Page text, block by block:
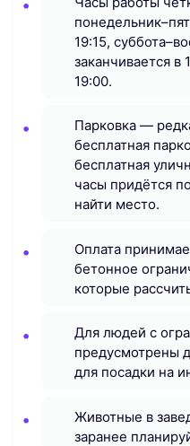
19:15,
заканчивается
19:00.
Парковка —
бесплатная
бесплатная
часы придётся
найти место.
Оплата
бетонное
которые
Для людей с
предусмотрены
для посадки на
Животные в
заранее